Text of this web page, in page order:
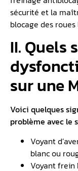
sécurité et la
blocage des
II. Quels
sur une
Voici quelques
problème avec le
Voyant
blanc ou
Voyant frein